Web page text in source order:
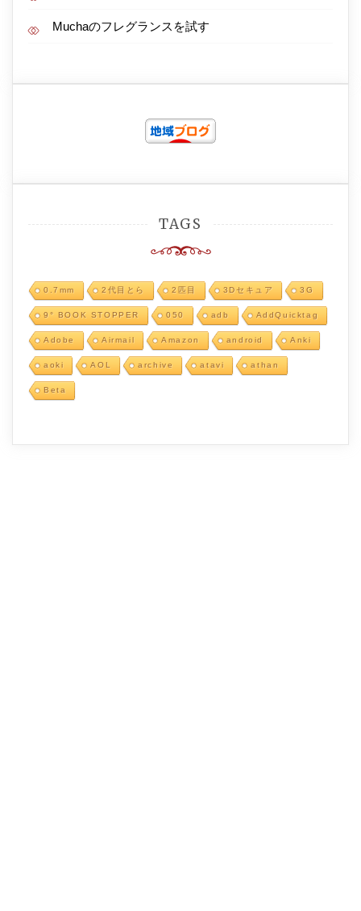
Muchaのフレグランスを試す
TAGS
0.7mm 2代目とら 2匹目 3Dセキュア 3G
9° BOOK STOPPER 050 adb AddQuicktag
Adobe Airmail Amazon android Anki
aoki AOL archive atavi athan
Beta